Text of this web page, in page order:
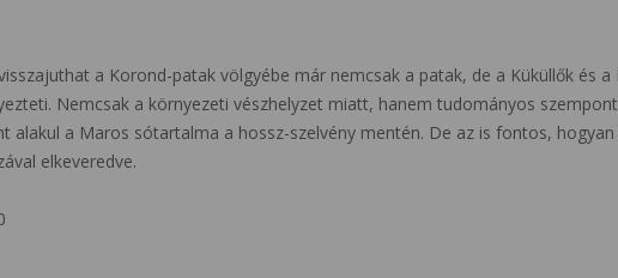
a Korond-patak völgyébe már nemcsak a patak, de a Küküllők és a
Nemcsak a környezeti vészhelyzet miatt, hanem tudományos
alakul a Maros sótartalma a hossz-szelvény mentén. De az is fontos, hogyan
elkeveredve.